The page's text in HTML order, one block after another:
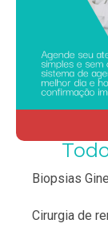
Biopsias
Cirurgia de